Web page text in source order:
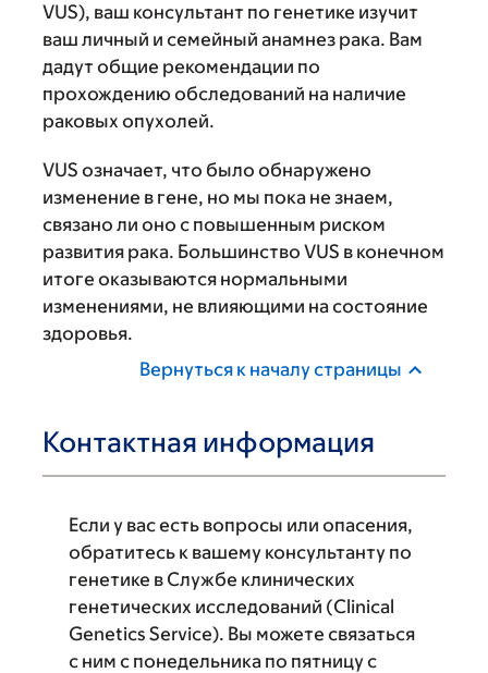
VUS), ваш консультант по генетике изучит
ваш личный и семейный анамнез рака. Вам
дадут общие рекомендации по
прохождению обследований на наличие
раковых опухолей.
VUS означает, что было обнаружено
изменение в гене, но мы пока не знаем,
связано ли оно с повышенным риском
развития рака. Большинство VUS в конечном
итоге оказываются нормальными
изменениями, не влияющими на cостояние
здоровья.
Вернуться к началу страницы
Контактная информация
Если у вас есть вопросы или опасения,
обратитесь к вашему консультанту по
генетике в Службе клинических
генетических исследований (Clinical
Genetics Service). Вы можете связаться
с ним с понедельника по пятницу с